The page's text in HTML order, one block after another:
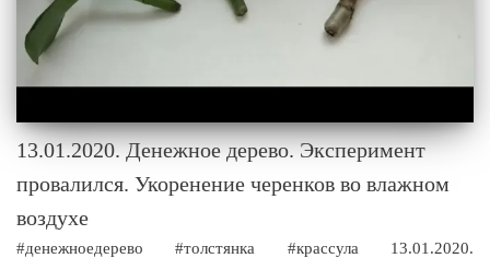
13.01.2020. Денежное дерево. Эксперимент
провалился. Укоренение черенков во влажном
воздухе
#денежноедерево #толстянка #крассула 13.01.2020.